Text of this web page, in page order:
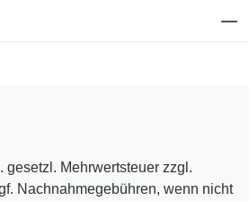
gesetzl. Mehrwertsteuer zzgl.
Nachnahmegebühren, wenn nicht